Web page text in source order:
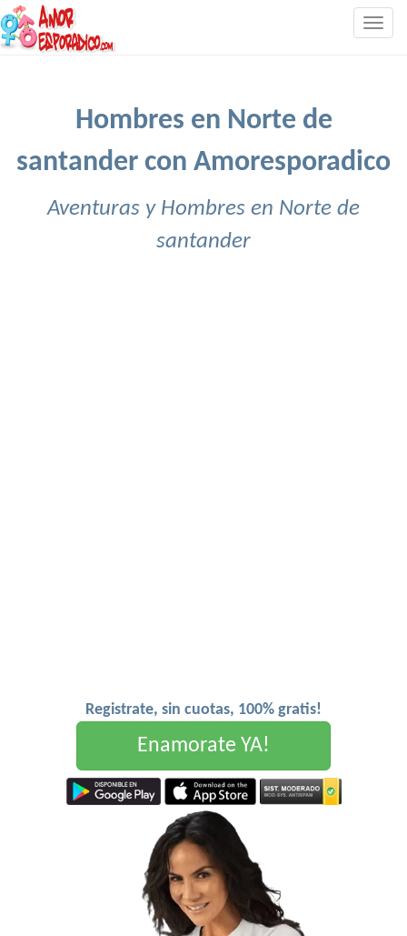
Hombres en Norte de
santander con Amoresporadico
Aventuras y Hombres en Norte de
santander
Registrate, sin cuotas, 100% gratis!
Enamorate YA!